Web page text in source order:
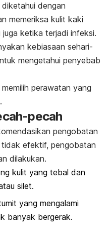
dengan
memeriksa kulit kaki
ketika terjadi infeksi.
kebiasaan sehari-
mengetahui penyebab
perawatan yang
pecah
pengobatan
tidak efektif, pengobatan
dilakukan.
kulit yang tebal dan
silet.
yang mengalami
banyak bergerak.